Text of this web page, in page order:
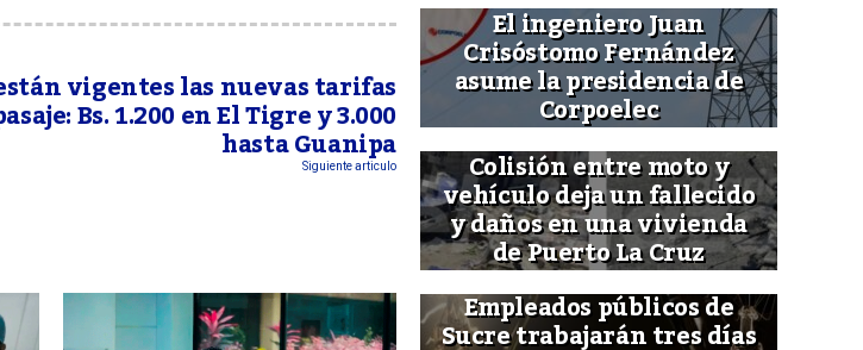
vigentes las nuevas tarifas
Bs. 1.200 en El Tigre y 3.000
hasta Guanipa
Siguiente articulo
El ingeniero Juan
Crisóstomo Fernández
asume la presidencia de
Corpoelec
Colisión entre moto y
vehículo deja un fallecido
y daños en una vivienda
de Puerto La Cruz
Empleados públicos de
Sucre trabajarán tres días